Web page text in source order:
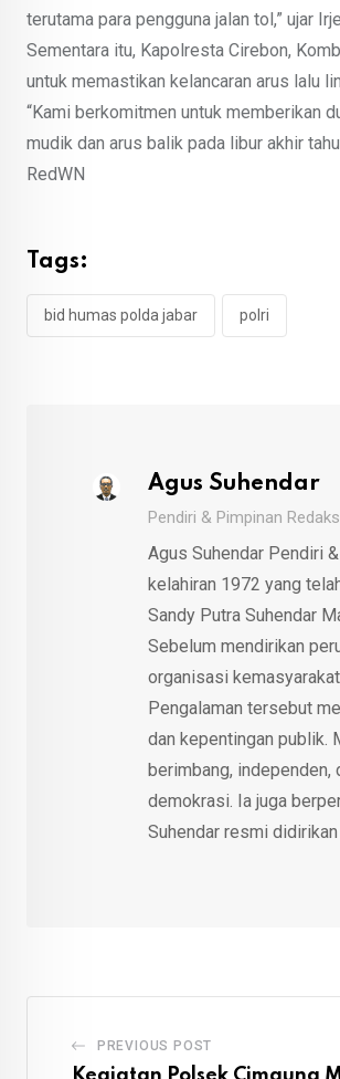
terutama para pengguna jalan tol,” ujar
Sementara itu, Kapolresta Cirebon,
untuk memastikan kelancaran arus lalu
“Kami berkomitmen untuk memberikan
mudik dan arus balik pada libur akhir
RedWN
Tags:
bid humas polda jabar polri
Agus Suhendar
Pendiri & Pimpinan
Agus Suhendar Pendiri
kelahiran 1972 yang
Sandy Putra Suhendar
Sebelum mendirikan
organisasi
Pengalaman tersebut
dan kepentingan publik.
berimbang,
demokrasi. Ia juga
Suhendar resmi
PREVIOUS POST